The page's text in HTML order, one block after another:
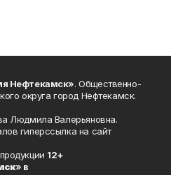
Нефтекамск». Общественно-
округа город Нефтекамск.
Людмила Валерьяновна.
гиперссылка на сайт
12+
» в